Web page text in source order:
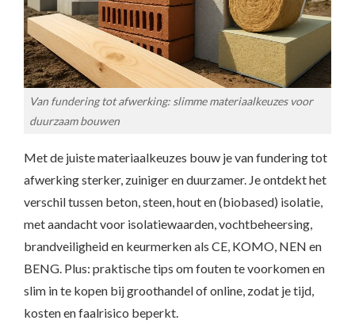
Van fundering tot afwerking: slimme materiaalkeuzes voor
duurzaam bouwen
Met de juiste materiaalkeuzes bouw je van fundering tot
afwerking sterker, zuiniger en duurzamer. Je ontdekt het
verschil tussen beton, steen, hout en (biobased) isolatie,
met aandacht voor isolatiewaarden, vochtbeheersing,
brandveiligheid en keurmerken als CE, KOMO, NEN en
BENG. Plus: praktische tips om fouten te voorkomen en
slim in te kopen bij groothandel of online, zodat je tijd,
kosten en faalrisico beperkt.